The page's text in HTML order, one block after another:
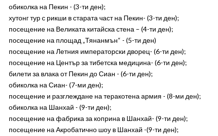
обиколка на Пекин - (3-ти ден);
хутонг тур с рикши в старата част на Пекин- (3-ти ден);
посещение на Великата китайска стена – (4-ти ден);
посещение на площад „Тянанмън“ - (5-ти ден)
посещение на Летния императорски дворец- (6-ти ден);
посещение на Център за тибетска медицина- (6-ти ден);
билети за влака от Пекин до Сиан - (6-ти ден);
обиколка на Сиан- (7-ми ден);
посещение и разглеждане на теракотена армия - (8-ми ден);
обиколка на Шанхай - (9-ти ден);
посещение на фабрика за коприна в Шанхай- (9-ти ден);
посещение на Акробатично шоу в Шанхай -(9-ти ден);